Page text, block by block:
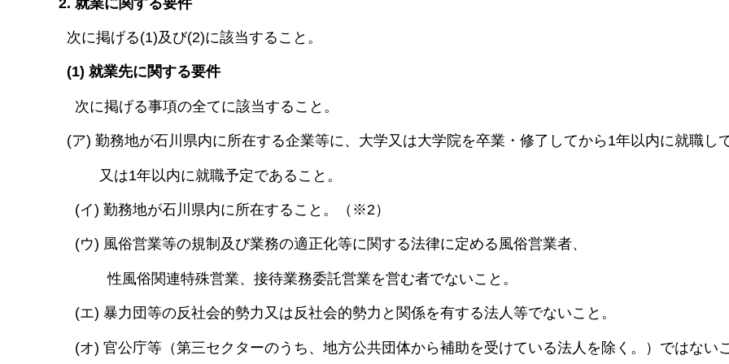
次に掲げる(1)及び(2)に該当すること。
(1) 就業先に関する要件
次に掲げる事項の全てに該当すること。
(ア) 勤務地が石川県内に所在する企業等に、大学又は大学院を卒業・修了してから1年以内に就職し
又は1年以内に就職予定であること。
(イ) 勤務地が石川県内に所在すること。（※2）
(ウ) 風俗営業等の規制及び業務の適正化等に関する法律に定める風俗営業者、
性風俗関連特殊営業、接待業務委託営業を営む者でないこと。
(エ) 暴力団等の反社会的勢力又は反社会的勢力と関係を有する法人等でないこと。
(オ) 官公庁等（第三セクターのうち、地方公共団体から補助を受けている法人を除く。）ではないこ